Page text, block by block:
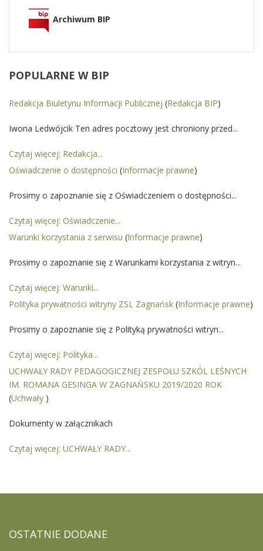
Archiwum BIP
POPULARNE W BIP
Redakcja Biuletynu Informacji Publicznej (Redakcja BIP)
Iwona Ledwójcik Ten adres pocztowy jest chroniony przed...
Czytaj więcej: Redakcja...
Oświadczenie o dostępności (Informacje prawne)
Prosimy o zapoznanie się z Oświadczeniem o dostępności...
Czytaj więcej: Oświadczenie...
Warunki korzystania z serwisu (Informacje prawne)
Prosimy o zapoznanie się z Warunkami korzystania z witryn...
Czytaj więcej: Warunki...
Polityka prywatności witryny ZSL Zagnańsk (Informacje prawne)
Prosimy o zapoznanie się z Polityką prywatności witryn...
Czytaj więcej: Polityka...
UCHWAŁY RADY PEDAGOGICZNEJ ZESPOŁU SZKÓL LEŚNYCH
IM. ROMANA GESINGA W ZAGNAŃSKU 2019/2020 ROK
(Uchwały )
Dokumenty w załącznikach
Czytaj więcej: UCHWAŁY RADY...
OSTATNIE DODANE